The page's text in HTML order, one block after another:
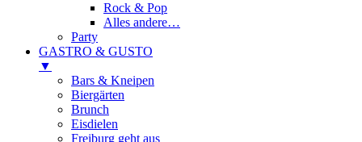
Rock & Pop
Alles andere…
Party
GASTRO & GUSTO
▼
Bars & Kneipen
Biergärten
Brunch
Eisdielen
Freiburg geht aus